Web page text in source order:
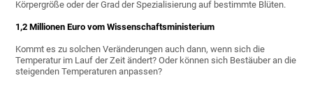
Körpergröße oder der Grad der Spezialisierung auf bestimmte Blüten.
1,2 Millionen Euro vom Wissenschaftsministerium
Kommt es zu solchen Veränderungen auch dann, wenn sich die
Temperatur im Lauf der Zeit ändert? Oder können sich Bestäuber an die
steigenden Temperaturen anpassen?